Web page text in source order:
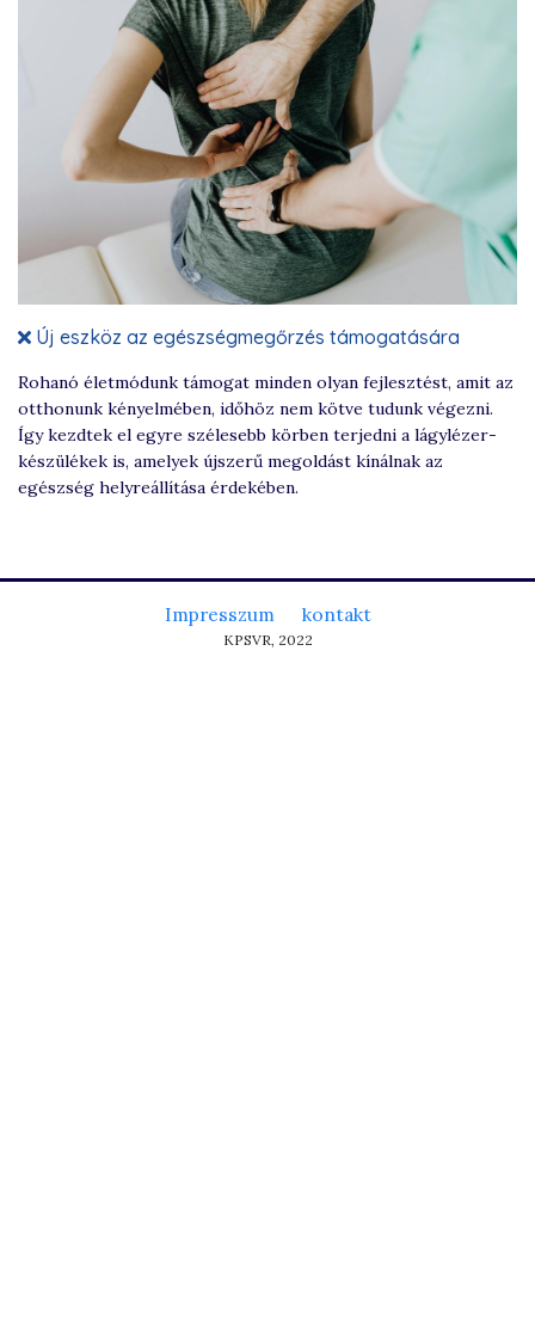
Új eszköz az egészségmegőrzés támogatására
Rohanó életmódunk támogat minden olyan fejlesztést, amit az
otthonunk kényelmében, időhöz nem kötve tudunk végezni.
Így kezdtek el egyre szélesebb körben terjedni a lágylézer-
készülékek is, amelyek újszerű megoldást kínálnak az
egészség helyreállítása érdekében.
Impresszum kontakt
KPSVR, 2022